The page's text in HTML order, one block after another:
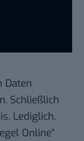
Daten
Schließlich
Lediglich,
Online“